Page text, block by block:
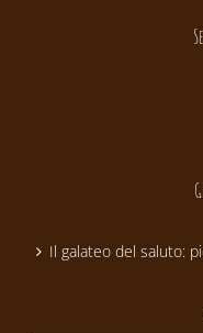
Il galateo del saluto: